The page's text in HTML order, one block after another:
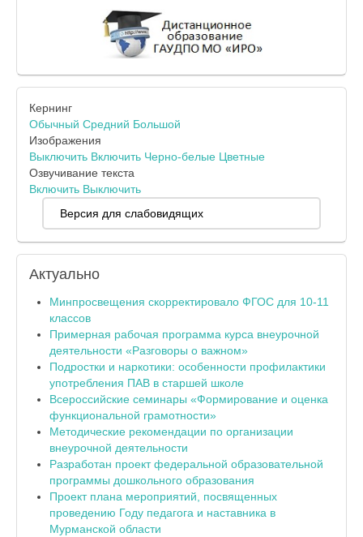
Кернинг
Обычный Средний Большой
Изображения
Выключить Включить Черно-белые Цветные
Озвучивание текста
Включить Выключить
Версия для слабовидящих
Актуально
Минпросвещения скорректировало ФГОС для 10-11
классов
Примерная рабочая программа курса внеурочной
деятельности «Разговоры о важном»
Подростки и наркотики: особенности профилактики
употребления ПАВ в старшей школе
Всероссийские семинары «Формирование и оценка
функциональной грамотности»
Методические рекомендации по организации
внеурочной деятельности
Разработан проект федеральной образовательной
программы дошкольного образования
Проект плана мероприятий, посвященных
проведению Году педагога и наставника в
Мурманской области